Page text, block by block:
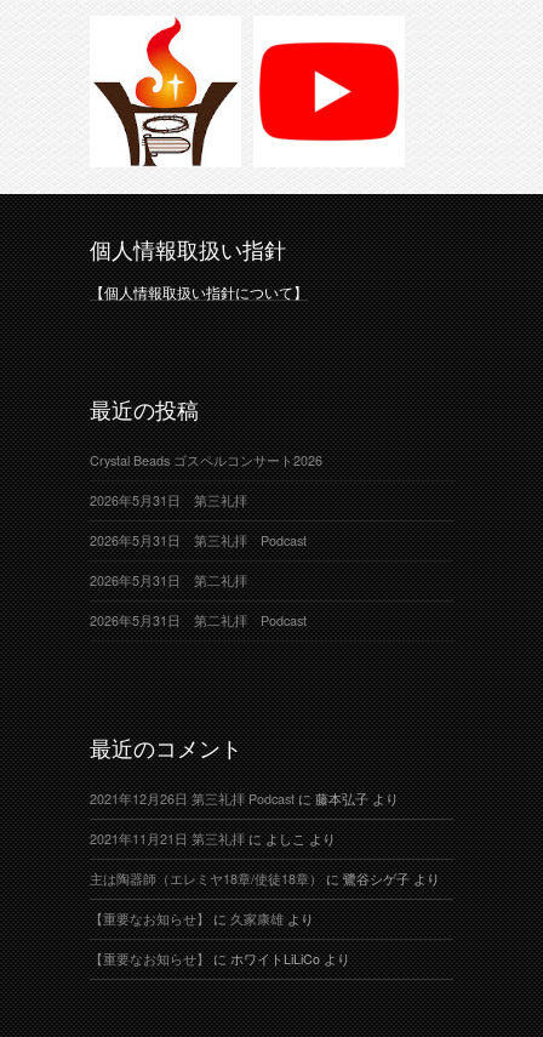
個人情報取扱い指針
【個人情報取扱い指針について】
最近の投稿
Crystal Beads ゴスペルコンサート2026
2026年5月31日 第三礼拝
2026年5月31日 第三礼拝 Podcast
2026年5月31日 第二礼拝
2026年5月31日 第二礼拝 Podcast
最近のコメント
2021年12月26日 第三礼拝 Podcastに藤本弘子より
2021年11月21日 第三礼拝によしこより
主は陶器師（エレミヤ18章/使徒18章）に鷺谷シゲ子より
【重要なお知らせ】に久家康雄より
【重要なお知らせ】にホワイトLiLiCoより